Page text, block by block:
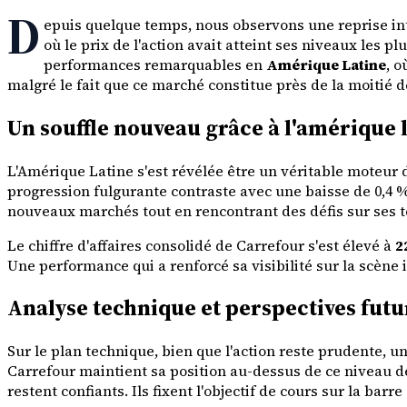
D epuis quelque temps, nous observons une reprise
où le prix de l'action avait atteint ses niveaux les
performances remarquables en Amérique Latine,
malgré le fait que ce marché constitue près de la moitié
Un souffle nouveau grâce à l'amérique
L'Amérique Latine s'est révélée être un véritable
progression fulgurante contraste avec une baisse de 0,4
nouveaux marchés tout en rencontrant des défis sur
Le chiffre d'affaires consolidé de Carrefour s'est élevé à
Une performance qui a renforcé sa visibilité sur la
Analyse technique et perspectives
Sur le plan technique, bien que l'action reste prudente,
Carrefour maintient sa position au-dessus de ce niveau
restent confiants. Ils fixent l'objectif de cours sur la